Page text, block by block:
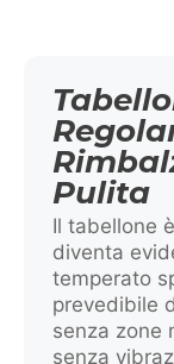
Pulita
Il tabellone
diventa
temperato
prevedibile
senza zone
senza